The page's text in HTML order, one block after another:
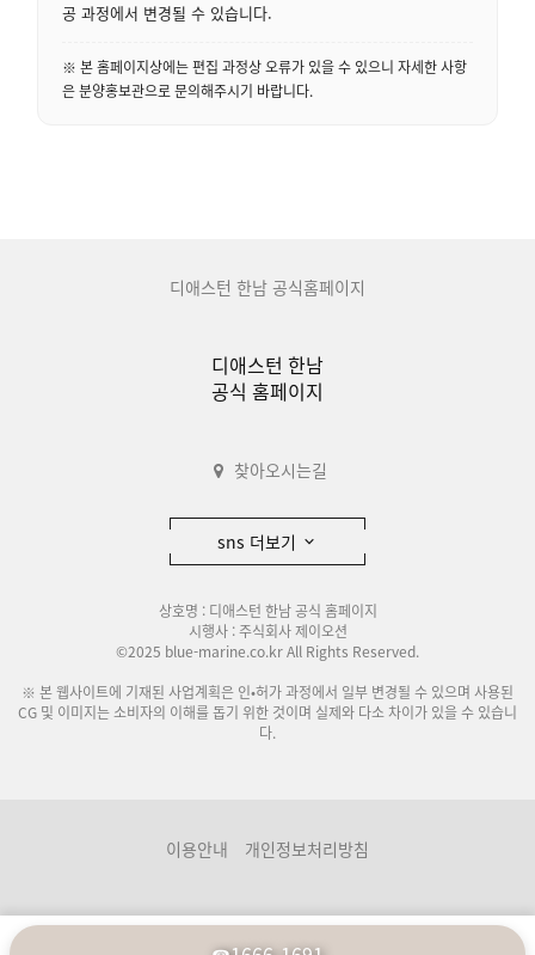
공 과정에서 변경될 수 있습니다.
※ 본 홈페이지상에는 편집 과정상 오류가 있을 수 있으니 자세한 사항
은 분양홍보관으로 문의해주시기 바랍니다.
디애스턴 한남 공식홈페이지
디애스턴 한남
공식 홈페이지
찾아오시는길
sns 더보기
상호명 : 디애스턴 한남 공식 홈페이지
시행사 : 주식회사 제이오션
©2025 blue-marine.co.kr All Rights Reserved.
※ 본 웹사이트에 기재된 사업계획은 인•허가 과정에서 일부 변경될 수 있으며 사용된
CG 및 이미지는 소비자의 이해를 돕기 위한 것이며 실제와 다소 차이가 있을 수 있습니
다.
이용안내 개인정보처리방침